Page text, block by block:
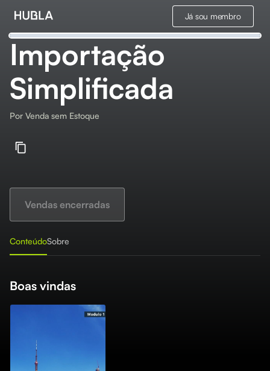
Já sou membro
Importação
Simplificada
Por Venda sem Estoque
Vendas encerradas
ConteúdoSobre
Boas vindas